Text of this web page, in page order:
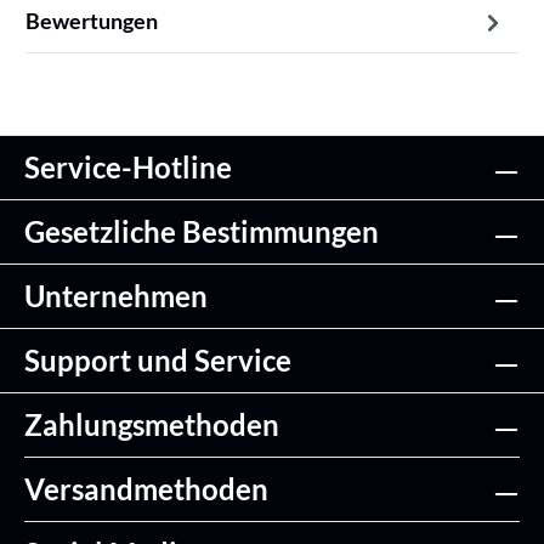
Bewertungen
Service-Hotline
Gesetzliche Bestimmungen
Unternehmen
Support und Service
Zahlungsmethoden
Versandmethoden